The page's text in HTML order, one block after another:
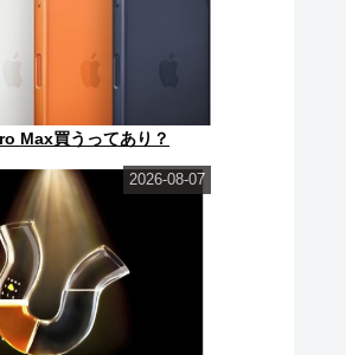
Max買うってあり？
2026-08-07